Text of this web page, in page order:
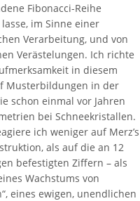
Fibonacci-Reihe
im Sinne einer
Verarbeitung, und von
Verästelungen. Ich richte
in diesem
Musterbildungen in der
schon einmal vor Jahren
bei Schneekristallen.
ich weniger auf Merz’s
als auf die an 12
befestigten Ziffern – als
Wachstums von
eines ewigen, unendlichen